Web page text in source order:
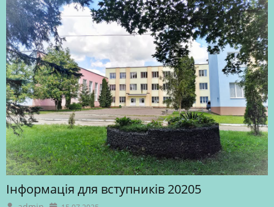
Інформація для вступників 20205